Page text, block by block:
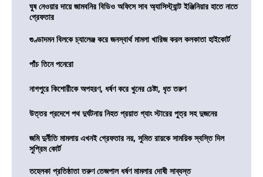
ঘুষ নেওয়ার দায়ে জামবনির বিডিও অফিসে সাব অ্যাসিস্ট্যান্ট ইঞ্জিনিয়ার হাতে নাতে
গ্রেফতার
গুণ্ডাদমন বিলকে চ্যালেঞ্জ করে জনস্বার্থ মামলা খারিজ করল কলকাতা হাইকোর্ট
পাঁচ তিনে পনেরো
নাগপুরে কিশোরীকে অপহরণ, ধর্ষণ করে খুনের চেষ্টা, ধৃত তরুণ
উত্তর প্রদেশে পথ দুর্ঘটনায় নিহত প্রয়াত গ্যাং স্টারের পুত্র সহ দুজনের
জমি দুর্নীতি মামলায় এখনই গ্রেফতার নয়, সুমিত রায়কে সাময়িক স্বস্তি দিল
সুপ্রিম কোর্ট
তহেলকা প্রতিষ্ঠাতা তরুণ তেজপাল ধর্ষণ মামলার দোষী সাব্যস্ত